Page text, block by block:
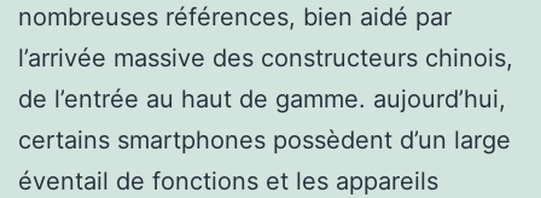
nombreuses références, bien aidé par
l’arrivée massive des constructeurs chinois,
de l’entrée au haut de gamme. aujourd’hui,
certains smartphones possèdent d’un large
éventail de fonctions et les appareils